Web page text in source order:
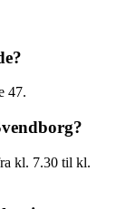
47.
kl. 7.30 til kl.